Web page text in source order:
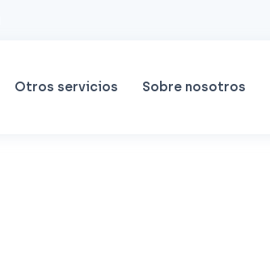
Otros servicios Sobre nosotros